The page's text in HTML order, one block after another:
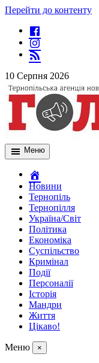
Перейти до контенту
10 Серпня 2026
Меню
Новини
Тернопіль
Тернопілля
Україна/Світ
Політика
Економіка
Суспільство
Кримінал
Події
Персоналії
Історія
Мандри
Життя
Цікаво!
Меню ×